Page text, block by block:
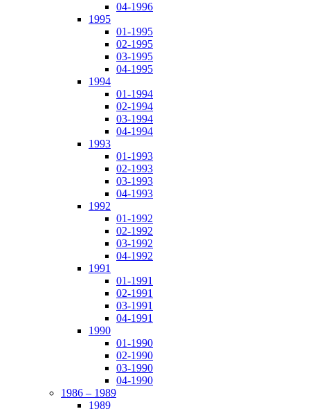
04-1996
1995
01-1995
02-1995
03-1995
04-1995
1994
01-1994
02-1994
03-1994
04-1994
1993
01-1993
02-1993
03-1993
04-1993
1992
01-1992
02-1992
03-1992
04-1992
1991
01-1991
02-1991
03-1991
04-1991
1990
01-1990
02-1990
03-1990
04-1990
1986 – 1989
1989